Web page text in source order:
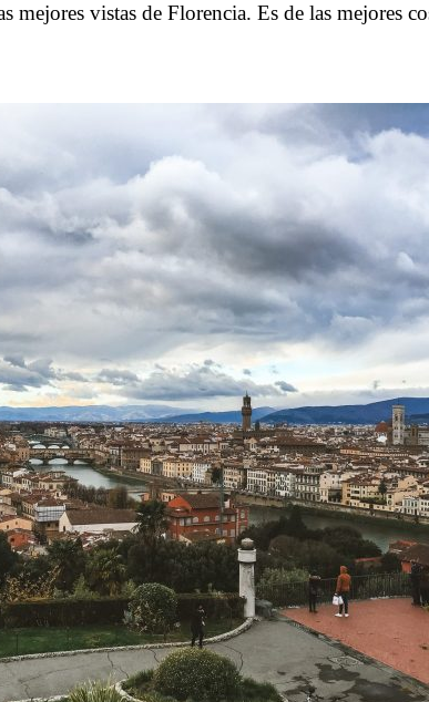
mejores vistas de Florencia. Es de las mejores